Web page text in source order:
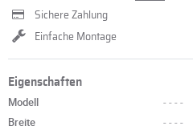
Sichere Zahlung
Einfache Montage
Eigenschaften
Modell ----
Breite
----